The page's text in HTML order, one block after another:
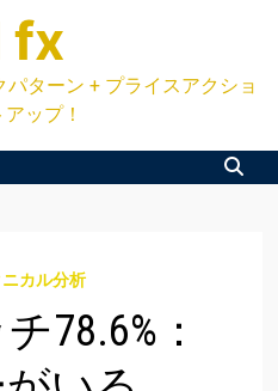
fx
ターン + プライスアクショ
ップ！
カル分析
78.6%：